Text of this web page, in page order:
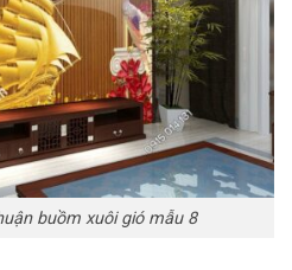
buồm xuôi gió mẫu 8